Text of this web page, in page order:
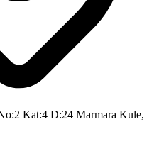
Kat:4 D:24 Marmara Kule,